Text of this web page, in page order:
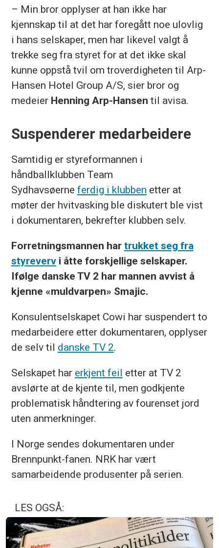
– Min bror opplyser at han ikke har
kjennskap til at det har foregått noe ulovlig
i hans selskaper, men har likevel valgt å
trekke seg fra styret for at det ikke skal
kunne oppstå tvil om troverdigheten til Arp-
Hansen Hotel Group A/S, sier bror og
medeier Henning Arp-Hansen til avisa.
Suspenderer medarbeidere
Samtidig er styreformannen i
håndballklubben Team
Sydhavsøerne ferdig i klubben etter at
møter der hvitvasking ble diskutert ble vist
i dokumentaren, bekrefter klubben selv.
Forretningsmannen har trukket seg fra
styrevervi åtte forskjellige selskaper.
Ifølge danske TV 2 har mannen avvist å
kjenne «muldvarpen» Smajic.
Konsulentselskapet Cowi har suspendert to
medarbeidere etter dokumentaren, opplyser
de selv til danske TV 2.
Selskapet har erkjent feil etter at TV 2
avslørte at de kjente til, men godkjente
problematisk håndtering av fourenset jord
uten anmerkninger.
I Norge sendes dokumentaren under
Brennpunkt-fanen. NRK har vært
samarbeidende produsenter på serien.
LES OGSÅ: